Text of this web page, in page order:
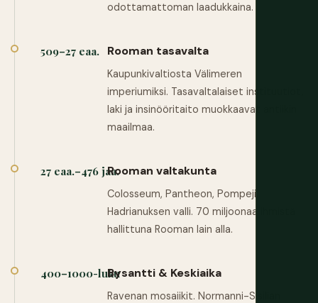
odottamattoman laadukkaina.
509–27 eaa. Rooman tasavalta
Kaupunkivaltiosta Välimeren
imperiumiksi. Tasavaltalaiset instituutiot,
laki ja insinööritaito muokkaavat antiikin
maailmaa.
27 eaa.–476 jaa.Rooman valtakunta
Colosseum, Pantheon, Pompeji,
Hadrianuksen valli. 70 miljoonaa ihmistä
hallittuna Rooman lain alla.
400–1000-lukuBysantti & Keskiaika
Ravenan mosaiikit. Normanni-Sisilian